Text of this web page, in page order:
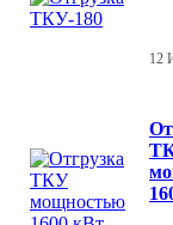
12